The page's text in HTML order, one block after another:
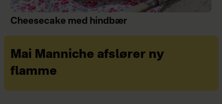
Cheesecake med hindbær
Mai Manniche afslører ny
flamme